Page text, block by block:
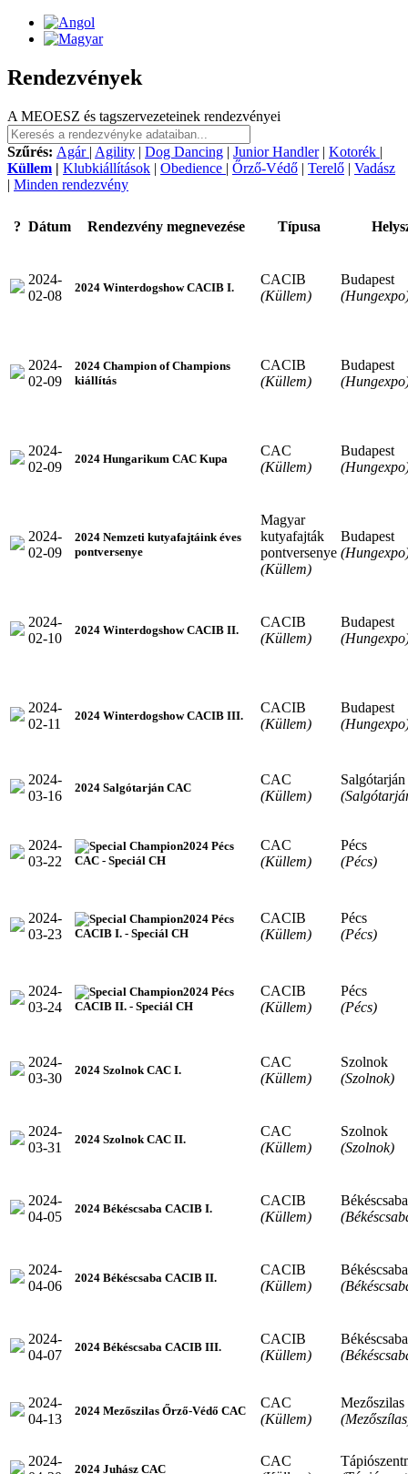
Rendezvények
A MEOESZ és tagszervezeteinek rendezvényei
Szűrés: Agár | Agility | Dog Dancing | Junior Handler| Kotorék |
Küllem | Klubkiállítások | Obedience | Őrző-Védő | Terelő | Vadász
| Minden rendezvény
? Dátum Rendezvény megnevezése Típusa
2024-
02-08
2024 Winterdogshow CACIB I.
CACIB
(Küllem)
Budapest
2024-
02-09
2024 Champion of Champions
kiállítás
CACIB
(Küllem)
Budapest
2024-
02-09
2024 Hungarikum CAC Kupa
CAC
(Küllem)
Budapest
2024-
02-09
2024 Nemzeti kutyafajtáink éves
pontversenye
Magyar
kutyafajták
pontversenye
(Küllem)
Budapest
2024-
02-10
2024 Winterdogshow CACIB II.
CACIB
(Küllem)
Budapest
2024-
02-11
2024 Winterdogshow CACIB III.
CACIB
(Küllem)
Budapest
2024-
03-16
2024 Salgótarján CAC
CAC
(Küllem)
Salgótarján
2024-
03-22
2024 Pécs
CAC - Speciál CH
CAC
(Küllem)
Pécs
(Pécs)
2024-
03-23
2024 Pécs
CACIB I. - Speciál CH
CACIB
(Küllem)
Pécs
(Pécs)
2024-
03-24
2024 Pécs
CACIB II. - Speciál CH
CACIB
(Küllem)
Pécs
(Pécs)
2024-
03-30
2024 Szolnok CAC I.
CAC
(Küllem)
Szolnok
(Szolnok)
2024-
03-31
2024 Szolnok CAC II.
CAC
(Küllem)
Szolnok
(Szolnok)
2024-
04-05
2024 Békéscsaba CACIB I.
CACIB
(Küllem)
Békéscsaba
2024-
04-06
2024 Békéscsaba CACIB II.
CACIB
(Küllem)
Békéscsaba
2024-
04-07
2024 Békéscsaba CACIB III.
CACIB
(Küllem)
Békéscsaba
2024-
04-13
2024 Mezőszilas Őrző-Védő CAC
CAC
(Küllem)
Mezőszilas
2024-
2024 Juhász CAC
CAC